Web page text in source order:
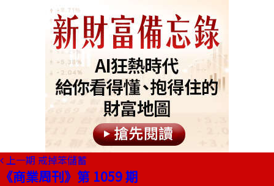
上一期 戒掉笨儲蓄
《商業周刊》第 1059 期